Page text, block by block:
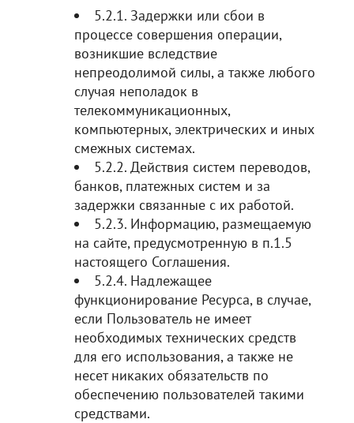
5.2.1. Задержки или сбои в
процессе совершения операции,
возникшие вследствие
непреодолимой силы, а также любого
случая неполадок в
телекоммуникационных,
компьютерных, электрических и иных
смежных системах.
5.2.2. Действия систем переводов,
банков, платежных систем и за
задержки связанные с их работой.
5.2.3. Информацию, размещаемую
на сайте, предусмотренную в п.1.5
настоящего Соглашения.
5.2.4. Надлежащее
функционирование Ресурса, в случае,
если Пользователь не имеет
необходимых технических средств
для его использования, а также не
несет никаких обязательств по
обеспечению пользователей такими
средствами.